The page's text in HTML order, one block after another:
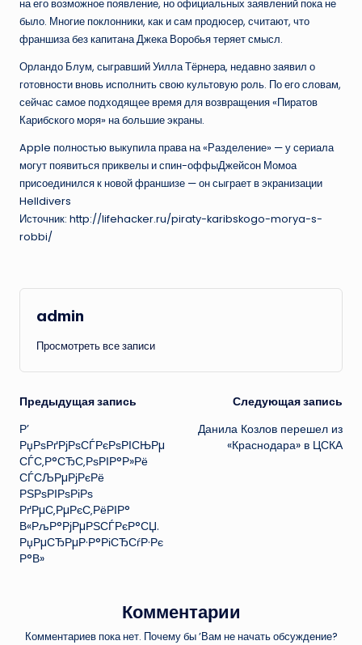
на его возможное появление, но официальных заявлений пока не
было. Многие поклонники, как и сам продюсер, считают, что
франшиза без капитана Джека Воробья теряет смысл.
Орландо Блум, сыгравший Уилла Тёрнера, недавно заявил о
готовности вновь исполнить свою культовую роль. По его словам,
сейчас самое подходящее время для возвращения «Пиратов
Карибского моря» на большие экраны.
Apple полностью выкупила права на «Разделение» — у сериала
могут появиться приквелы и спин-оффыДжейсон Момоа
присоединился к новой франшизе — он сыграет в экранизации
Helldivers
Источник: http://lifehacker.ru/piraty-karibskogo-morya-s-
robbi/
admin
Просмотреть все записи
Навигация
записи
Предыдущая запись
Р’
РџРѕРґРјРѕСЃРєРѕРІСЊРµ
СЃС‚Р°СЂС‚РѕРІР°Р»Рё
СЃСЉРµРјРєРё
РЅРѕРІРѕРіРѕ
РґРµС‚РµРєС‚РёРІР°
В«РљР°РјРµРЅСЃРєР°СЏ.
РџРµСЂРµР·Р°РіСЂСѓР·Рє
Р°В»
Следующая запись
Данила Козлов перешел из
«Краснодара» в ЦСКА
Комментарии
Комментариев пока нет. Почему бы ’Вам не начать обсуждение?